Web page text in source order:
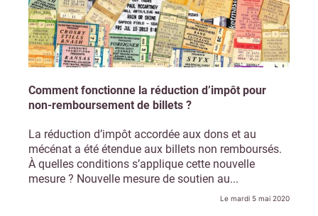
Comment fonctionne la réduction d’impôt pour
non-remboursement de billets ?
La réduction d’impôt accordée aux dons et au
mécénat a été étendue aux billets non remboursés.
À quelles conditions s’applique cette nouvelle
mesure ? Nouvelle mesure de soutien au...
Le mardi 5 mai 2020